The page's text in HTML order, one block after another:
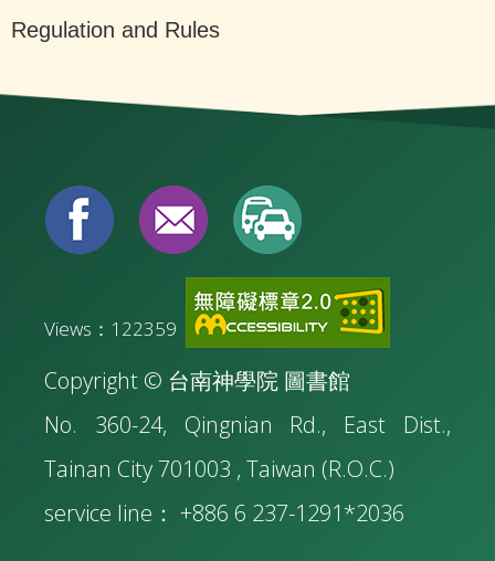
Regulation and Rules
Views：122359
Copyright © 台南神學院 圖書館
No. 360-24, Qingnian Rd., East Dist.,
Tainan City 701003 , Taiwan (R.O.C.)
service line： +886 6 237-1291*2036